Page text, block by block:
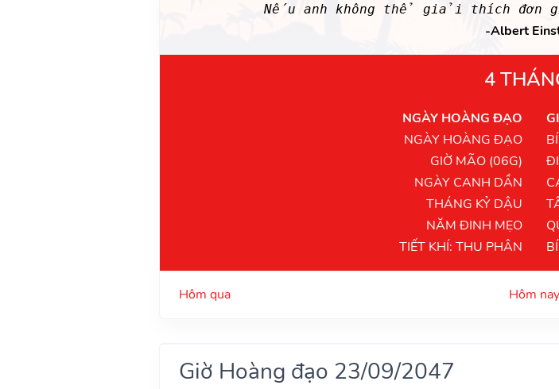
Nếu anh không thể giải thích đơn
-Albert
4
NGÀY HOÀNG ĐẠO
NGÀY HOÀNG ĐẠO
GIỜ MÃO (06G)
NGÀY CANH DẦN
THÁNG KỶ DẬU
NĂM ĐINH MẸO
TIẾT KHÍ: THU PHÂN
Hôm qua Hôm nay
Giờ Hoàng đạo 23/09/2047